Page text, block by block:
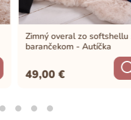
Zimný overal zo softshellu s
barančekom - Autíčka
49,00€